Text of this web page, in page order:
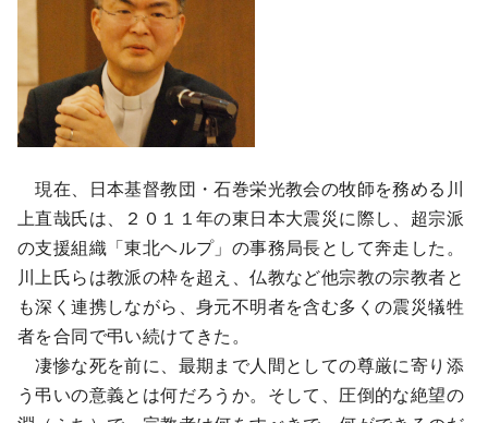
現在、日本基督教団・石巻栄光教会の牧師を務める川
上直哉氏は、２０１１年の東日本大震災に際し、超宗派
の支援組織「東北ヘルプ」の事務局長として奔走した。
川上氏らは教派の枠を超え、仏教など他宗教の宗教者と
も深く連携しながら、身元不明者を含む多くの震災犠牲
者を合同で弔い続けてきた。
凄惨な死を前に、最期まで人間としての尊厳に寄り添
う弔いの意義とは何だろうか。そして、圧倒的な絶望の